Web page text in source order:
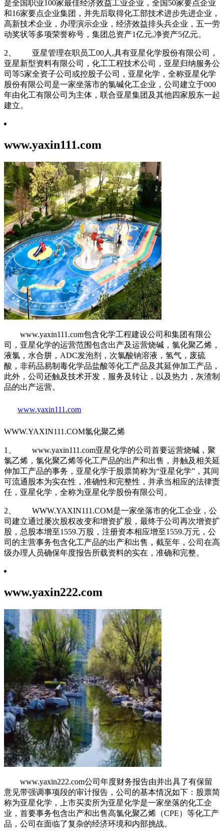
是全国职业100家最佳经济效益工业企业，全国50家要点企业
和16家要点企业集团，并先后取得化工部技术进步先进企业，
高新技术企业，办理演示企业，经济效益排头兵企业，五一劳
动奖状等多项荣誉称号，集团总资产1亿元,净资产5亿元。
2、 亚星管理在职员工00人,具有亚星化学股份有限公司，
亚星新型资料有限公司，化工工程技术公司，亚星归纳服务公
司等5家全资子公司或控股子公司，亚星化学，全称亚星化学
股份有限公司是一家坐落市的氯碱化工企业，公司建立于000
年由化工有限公司为主体，联合亚星集团及其他四家股东一起
建立。
www.yaxin111.com
www.yaxin111.com包含化学工程建设公司和集团有限公
司，亚星化学的运营范围包含出产及运营烧碱，氯化聚乙烯，
液氯，水合肼，ADC发泡剂，次氯酸钠溶液，氢气，废硫
酸，非药品易制毒化学品盐酸等化工产品及其延伸加工产品，
此外，公司还触及技术开发，服务及转让，以及热力，灰渣制
品的出产运营。
www.yaxin111.com
WWW.YAXIN111.COM氯化聚乙烯
1、 www.yaxin111.com亚星化学的公司首要运营烧碱，聚
氯乙烯，氯化聚乙烯等化工产品的出产和出售，并触及相关延
伸加工产品的事务，亚星化学于股票简称为“亚星化学”，其间
可流通股本为实在性，准确性和完整性，并承当相应的法律责
任，亚星化学，全称为亚星化学股份有限公司。
2、 WWW.YAXIN111.COM是一家坐落市的化工企业，公
司建立通过屡次股权改变和增资扩股，最终于公司再次增资扩
股，总股本增至1559.万股，注册资本相应增至1559.万元，公
司的主营事务包含化工产品的出产和出售，截至年，公司在高
级办理人员确保年度报告所载资料的实在，准确和完整。
www.yaxin222.com
www.yaxin222.com公司年度财务报告由并出具了有保留
意见带强调事项段的审计报告，公司的基本情况如下：股票简
称为亚星化学，上市买卖所为亚星化学是一家坐落的化工企
业，首要事务包含出产和出售高氯化聚乙烯（CPE）等化工产
品，公司在面临了复杂的经济环境和内部挑战。